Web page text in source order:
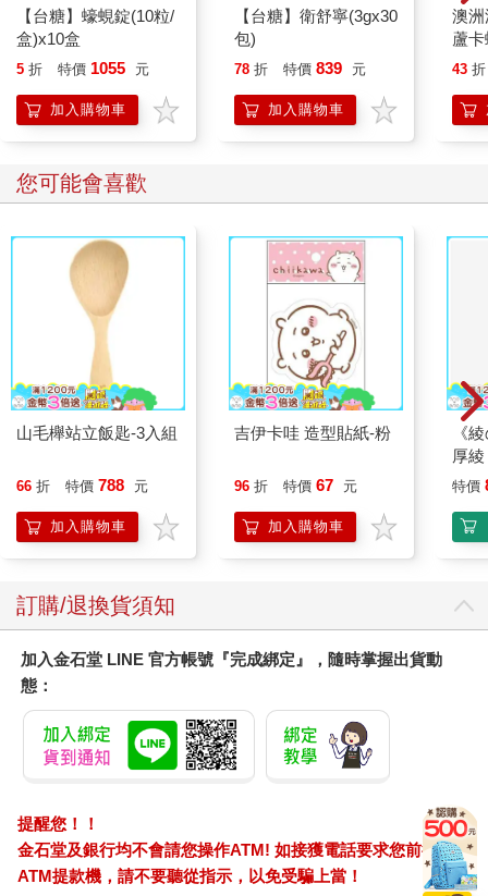
【台糖】蠔蜆錠(10粒/
盒)x10盒
5 折 特價 1055 元
加入購物車
【台糖】衛舒寧(3gx30
包)
78 折 特價 839 元
加入購物車
澳洲
蘆
入
43 折
您可能會喜歡
山毛櫸站立飯匙-3入組
66 折 特價 788 元
加入購物車
吉伊卡哇 造型貼紙-粉
96 折 特價 67 元
加入購物車
《
厚綾
特價
訂購/退換貨須知
加入金石堂 LINE 官方帳號『完成綁定』，隨時掌握出貨動
態：
提醒您！！
金石堂及銀行均不會請您操作ATM! 如接獲電話要求您前往
ATM提款機，請不要聽從指示，以免受騙上當！